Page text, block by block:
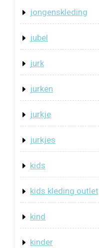
jongenskleding
jubel
jurk
jurken
jurkje
jurkjes
kids
kids kleding outlet
kind
kinder